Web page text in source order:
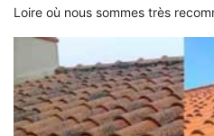
Loire où nous sommes très